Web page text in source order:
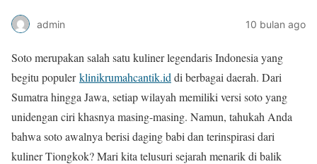
admin 10 bulan ago
Soto merupakan salah satu kuliner legendaris Indonesia yang
begitu populerklinikrumahcantik.id di berbagai daerah. Dari
Sumatra hingga Jawa, setiap wilayah memiliki versi soto yang
unidengan ciri khasnya masing-masing. Namun, tahukah Anda
bahwa soto awalnya berisi daging babi dan terinspirasi dari
kuliner Tiongkok? Mari kita telusuri sejarah menarik di balik